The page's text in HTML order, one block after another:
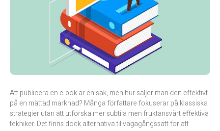
Att publicera en e-bok är en sak, men hur säljer man den effektivt
på en mättad marknad? Många författare fokuserar på klassiska
strategier utan att utforska mer subtila men fruktansvärt effektiva
tekniker. Det finns dock alternativa tillvägagångssätt för att